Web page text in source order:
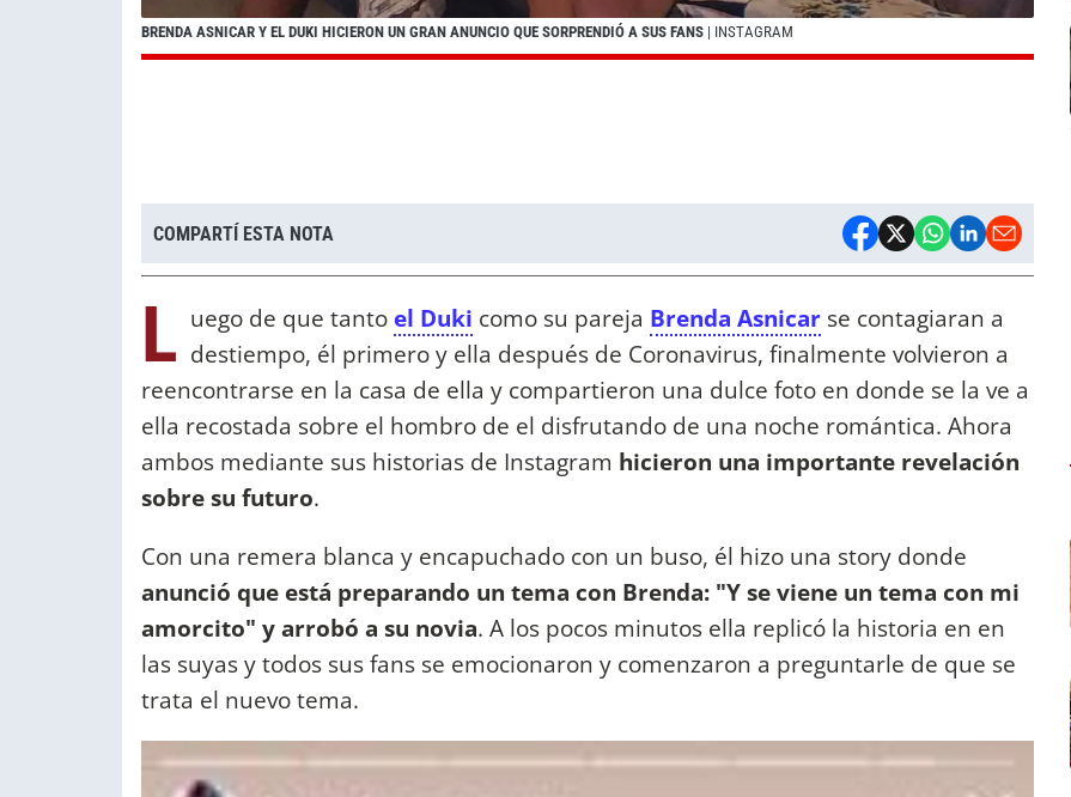
BRENDA ASNICAR Y EL DUKI HICIERON UN GRAN ANUNCIO QUE SORPRENDIÓ A SUS FANS | INSTAGRAM
COMPARTÍ ESTA NOTA
L uego de que tanto el Duki como su pareja Brenda Asnicar se contagiaran a
destiempo, él primero y ella después de Coronavirus, finalmente volvieron a
reencontrarse en la casa de ella y compartieron una dulce foto en donde se la ve a
ella recostada sobre el hombro de el disfrutando de una noche romántica. Ahora
ambos mediante sus historias de Instagram hicieron una importante revelación
sobre su futuro.
Con una remera blanca y encapuchado con un buso, él hizo una story donde
anunció que está preparando un tema con Brenda: "Y se viene un tema con mi
amorcito" y arrobó a su novia. A los pocos minutos ella replicó la historia en en
las suyas y todos sus fans se emocionaron y comenzaron a preguntarle de que se
trata el nuevo tema.